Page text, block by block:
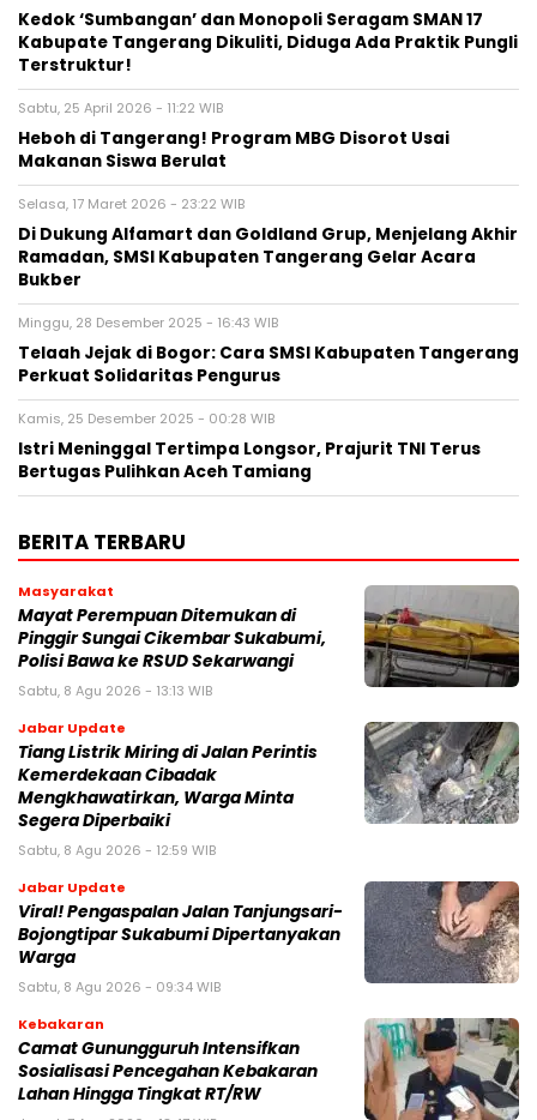
Kedok ‘Sumbangan’ dan Monopoli Seragam SMAN 17
Kabupate Tangerang Dikuliti, Diduga Ada Praktik Pungli
Terstruktur!
Sabtu, 25 April 2026 - 11:22 WIB
Heboh di Tangerang! Program MBG Disorot Usai
Makanan Siswa Berulat
Selasa, 17 Maret 2026 - 23:22 WIB
Di Dukung Alfamart dan Goldland Grup, Menjelang Akhir
Ramadan, SMSI Kabupaten Tangerang Gelar Acara
Bukber
Minggu, 28 Desember 2025 - 16:43 WIB
Telaah Jejak di Bogor: Cara SMSI Kabupaten Tangerang
Perkuat Solidaritas Pengurus
Kamis, 25 Desember 2025 - 00:28 WIB
Istri Meninggal Tertimpa Longsor, Prajurit TNI Terus
Bertugas Pulihkan Aceh Tamiang
BERITA TERBARU
Masyarakat
‎Mayat Perempuan Ditemukan di
Pinggir Sungai Cikembar Sukabumi,
Polisi Bawa ke RSUD Sekarwangi‎
Sabtu, 8 Agu 2026 - 13:13 WIB
Jabar Update
Tiang Listrik Miring di Jalan Perintis
Kemerdekaan Cibadak
Mengkhawatirkan, Warga Minta
Segera Diperbaiki
Sabtu, 8 Agu 2026 - 12:59 WIB
Jabar Update
Viral! Pengaspalan Jalan Tanjungsari-
Bojongtipar Sukabumi Dipertanyakan
Warga
Sabtu, 8 Agu 2026 - 09:34 WIB
Kebakaran
‎‎Camat Gunungguruh Intensifkan
Sosialisasi Pencegahan Kebakaran
Lahan Hingga Tingkat RT/RW‎